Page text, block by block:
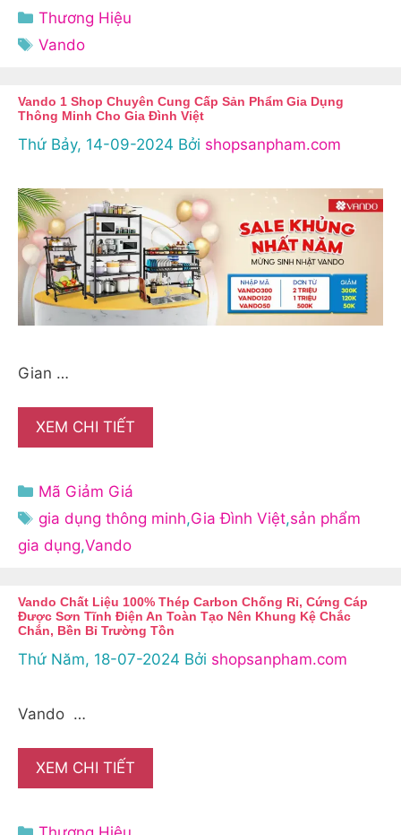
Danh
mục
Thương Hiệu
Thẻ
Vando
Vando 1 Shop Chuyên Cung Cấp Sản Phẩm Gia Dụng
Thông Minh Cho Gia Đình Việt
Thứ Bảy, 14-09-2024 Bởi shopsanpham.com
Gian …
XEM CHI TIẾT
Danh
mục
Mã Giảm Giá
Thẻ
gia dụng thông minh,Gia Đình Việt,sản phẩm
gia dụng,Vando
Vando Chất Liệu 100% Thép Carbon Chống Rỉ, Cứng Cáp
Được Sơn Tĩnh Điện An Toàn Tạo Nên Khung Kệ Chắc
Chắn, Bền Bỉ Trường Tồn
Thứ Năm, 18-07-2024 Bởi shopsanpham.com
Vando …
XEM CHI TIẾT
Danh